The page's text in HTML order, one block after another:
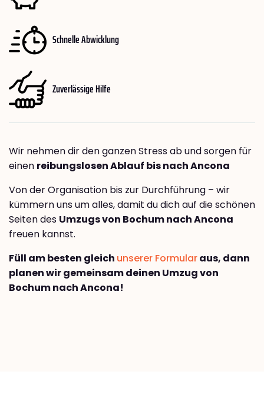
Schnelle Abwicklung
Zuverlässige Hilfe
Wir nehmen dir den ganzen Stress ab und sorgen für
einen reibungslosen Ablauf bis nach Ancona
Von der Organisation bis zur Durchführung – wir
kümmern uns um alles, damit du dich auf die schönen
Seiten des Umzugs von Bochum nach Ancona
freuen kannst.
Füll am besten gleich unserer Formularaus, dann
planen wir gemeinsam deinen Umzug von
Bochum nach Ancona!